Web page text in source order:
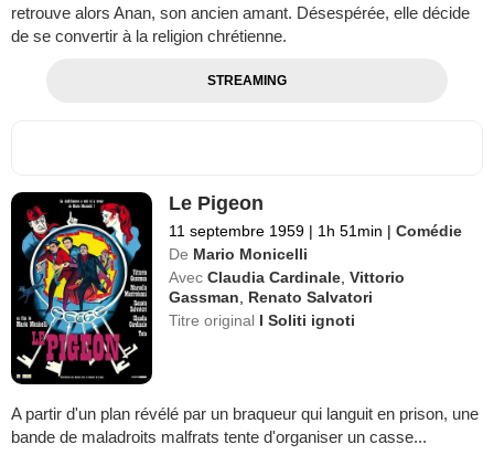
retrouve alors Anan, son ancien amant. Désespérée, elle décide
de se convertir à la religion chrétienne.
STREAMING
Le Pigeon
11 septembre 1959 | 1h 51min | Comédie
De Mario Monicelli
Avec Claudia Cardinale ,Vittorio
Gassman
Renato Salvatori
Titre original I Soliti ignoti
A partir d'un plan révélé par un braqueur qui languit en prison, une
bande de maladroits malfrats tente d'organiser un casse...